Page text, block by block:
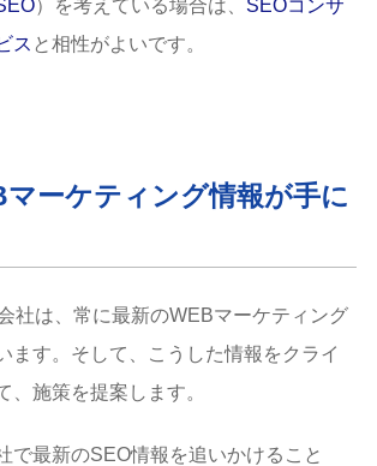
）を考えている場合は、 SEOコンサ
ス と相性がよいです。
ーケティング情報が手に
社は、常に最新のWEBマーケティング
ます。そして、こうした情報をクライ
、施策を提案します。
で最新のSEO情報を追いかけること